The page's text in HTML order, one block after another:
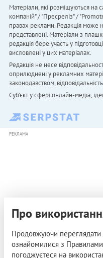
Матеріали, які розміщуються на
компаній" / "Пресреліз" /
правах реклами. Редакція може
представлені. Матеріали з
редакція бере участь у
висловлені у цих матеріалах.
Редакція не несе
оприлюднені у рекламних
законодавством,
Cуб'єкт у сфері онлайн-медіа;
РЕКЛАМА
Про
Продовжуючи переглядати
ознайомилися з
погоджуєтеся на